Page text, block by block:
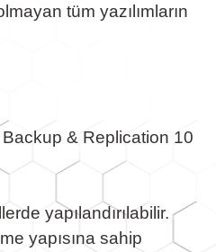
tüm yazılımların
Backup & Replication 10
yapılandırılabilir.
yapısına sahip